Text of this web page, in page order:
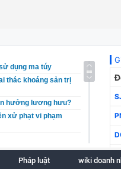
dụng ma túy
thác khoáng sản trị
hưởng lương hưu?
xử phạt vi phạm
nghiệp trước ngày
Pháp luật wiki doanh